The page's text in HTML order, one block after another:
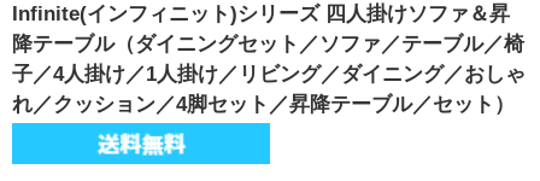
Infinite(インフィニット)シリーズ 四人掛けソファ＆昇
降テーブル（ダイニングセット／ソファ／テーブル／椅
子／4人掛け／1人掛け／リビング／ダイニング／おしゃ
れ／クッション／4脚セット／昇降テーブル／セット）